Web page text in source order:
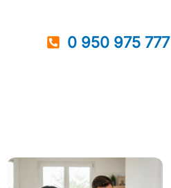
0 950 975 777